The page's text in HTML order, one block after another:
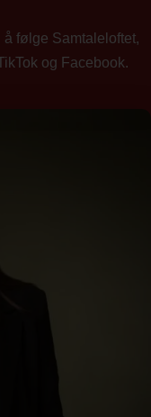
følge Samtaleloftet,
og Facebook.